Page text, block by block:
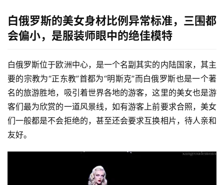
白俄罗斯的美女身材比例异常标准，三围都
会偏小，是服装师眼中的绝佳模特
白俄罗斯位于欧洲中心，是一个名副其实的内陆国家，其主
要的宗教为“正东教”首都为“明斯克”而白俄罗斯也是一个著
名的旅游胜地，吸引着世界各地的游客，这里的美女也是游
客们最为欣赏的一道风景线，如有游客上前要求合照，美女
们一般都是不会拒绝的，甚至还会要求互换相片，待人亲和
友好。